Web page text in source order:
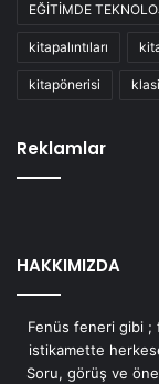
EĞİTİMDE
kitapalıntıları
kitapönerisi
Reklamlar
HAKKIMIZDA
Fenüs feneri gibi ;
istikamette
Soru, görüş ve